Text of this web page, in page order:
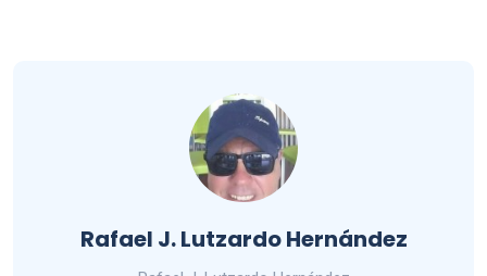
Rafael J. Lutzardo Hernández